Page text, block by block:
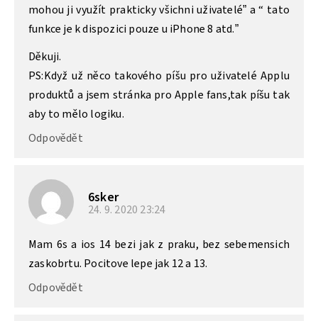
mohou ji využít prakticky všichni uživatelé” a “ tato
funkce je k dispozici pouze u iPhone 8 atd.”
Děkuji.
PS:Když už něco takového píšu pro uživatelé Applu
produktů a jsem stránka pro Apple fans,tak píšu tak
aby to mělo logiku.
Odpovědět
6sker
24. 9. 2020 23:24
Mam 6s a ios 14 bezi jak z praku, bez sebemensich
zaskobrtu. Pocitove lepe jak 12 a 13.
Odpovědět